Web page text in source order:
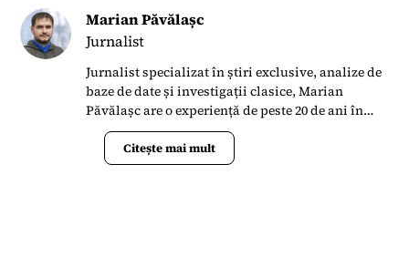
Marian Păvălașc
Jurnalist
Jurnalist specializat în știri exclusive, analize de
baze de date și investigații clasice, Marian
Păvălașc are o experiență de peste 20 de ani în
presa din România. S-a alăturat Termene.ro în
aprilie 2023 când s-a implicat în lansarea
Bussiness News ca un portal de știri la zi și
Citește mai mult